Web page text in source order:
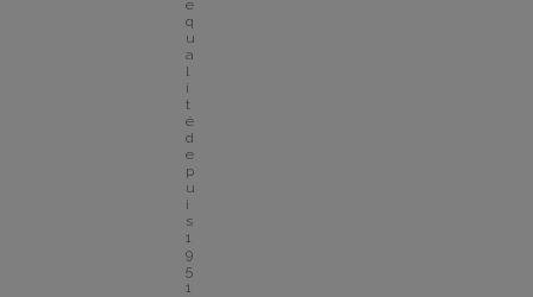
e
q
u
a
l
i
t
é
d
e
p
u
i
s
1
9
5
1